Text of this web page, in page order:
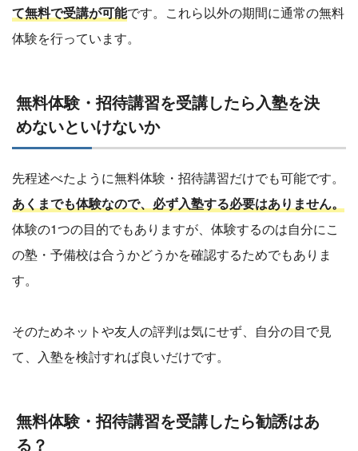
て無料で受講が可能です。これら以外の期間に通常の無料
体験を行っています。
無料体験・招待講習を受講したら入塾を決
めないといけないか
先程述べたように無料体験・招待講習だけでも可能です。
あくまでも体験なので、必ず入塾する必要はありません。
体験の1つの目的でもありますが、体験するのは自分にこ
の塾・予備校は合うかどうかを確認するためでもありま
す。
そのためネットや友人の評判は気にせず、自分の目で見
て、入塾を検討すれば良いだけです。
無料体験・招待講習を受講したら勧誘はあ
る？